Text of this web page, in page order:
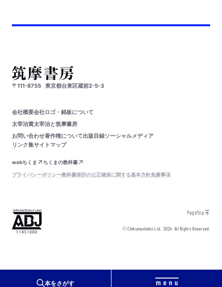
本をさがす
〒111-8755 東京都台東区蔵前2-5-3
会社概要会社ロゴ・銘板について
太宰治賞太宰治と筑摩書房
お問い合わせ著作権について出版目録ソーシャルメディア
リンク集サイトマップ
webちくま
ちくまの教科書
プライバシーポリシー教科書採択の公正確保に関する基本方針免責事項
PageTop
© Chikumashobo Ltd.2024 All Rights Reserved.